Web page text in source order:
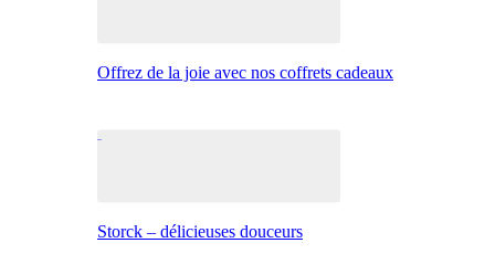
Offrez de la joie avec nos coffrets cadeaux
Storck – délicieuses douceurs